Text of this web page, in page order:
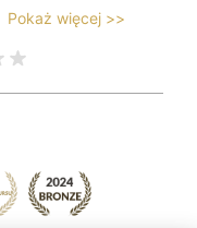
Pokaż więcej >>